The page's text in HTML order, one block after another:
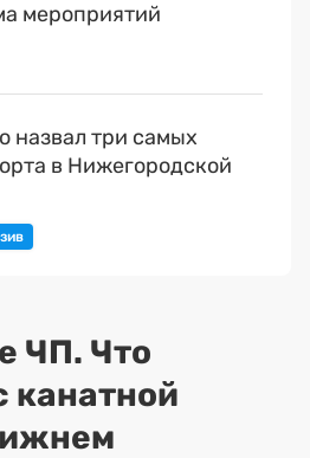
мероприятий
назвал три самых
в Нижегородской
ЧП. Что
канатной